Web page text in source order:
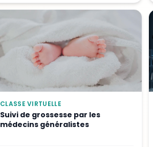
CLASSE VIRTUELLE
Suivi de grossesse par les
médecins généralistes